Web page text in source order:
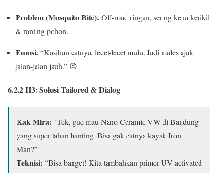
Problem (Mosquito Bite): Off-road ringan, sering kena kerikil
& ranting pohon.
Emosi: “Kasihan catnya, lecet-lecet mulu. Jadi males ajak
jalan-jalan jauh.” 😣
6.2.2 H3: Solusi Tailored & Dialog
Kak Mira: “Tek, gue mau Nano Ceramic VW di Bandung
yang super tahan banting. Bisa gak catnya kayak Iron
Man?”
Teknisi: “Bisa banget! Kita tambahkan primer UV-activated